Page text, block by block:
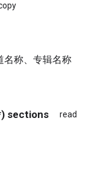
名称、专辑名称
sections read